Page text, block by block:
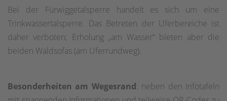
Bei der Fürwiggetalsperre handelt es sich um eine
Trinkwassertalsperre. Das Betreten der Uferbereiche ist
daher verboten; Erholung „am Wasser“ bieten aber die
beiden Waldsofas (am Uferrundweg).
Besonderheiten am Wegesrand: neben den Infotafeln